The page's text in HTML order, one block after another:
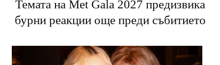
Темата на Met Gala 2027 предизвика
бурни реакции още преди събитието